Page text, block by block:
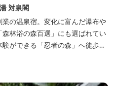
対泉閣
の温泉宿。変化に富んだ瀑布や
林浴の森百選」にも選ばれてい
ができる「忍者の森」へ徒歩５
りで美肌効果も期待できます。
風呂を備えた「上忍の湯」、打